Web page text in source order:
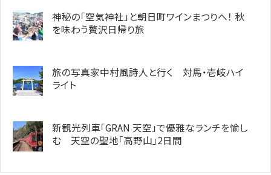
神秘の「空気神社」と朝日町ワインまつりへ！ 秋
を味わう贅沢日帰り旅
旅の写真家中村風詩人と行く 対馬・壱岐ハイ
ライト
新観光列車「GRAN 天空」で優雅なランチを愉し
む 天空の聖地「高野山」2日間